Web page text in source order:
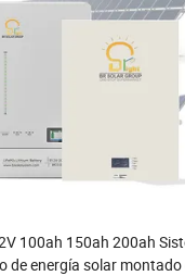
100ah 150ah 200ah
de energía solar montado